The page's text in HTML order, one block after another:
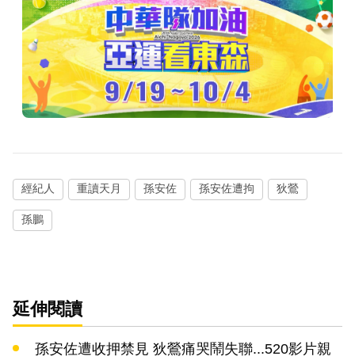
經紀人 重讀天月 孫安佐 孫安佐遭拘 狄鶯
孫鵬
延伸閱讀
孫安佐遭收押禁見 狄鶯痛哭鬧失聯...520影片親